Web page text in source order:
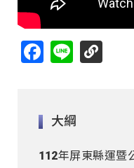
Facebook
Line
大綱
112年屏東縣運暨